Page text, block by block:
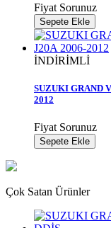
Fiyat Sorunuz
Sepete Ekle
İNDİRİMLİ
SUZUKI GRAND
2012
Fiyat Sorunuz
Sepete Ekle
Çok Satan Ürünler